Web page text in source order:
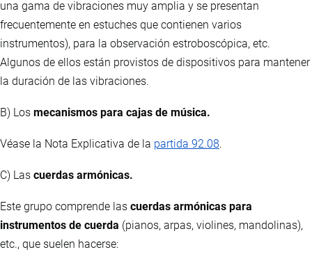
una gama de vibraciones muy amplia y se presentan
frecuentemente en estuches que contienen varios
instrumentos), para la observación estroboscópica, etc.
Algunos de ellos están provistos de dispositivos para mantener
la duración de las vibraciones.
B) Los mecanismos para cajas de música.
Véase la Nota Explicativa de la partida 92.08.
C) Las cuerdas armónicas.
Este grupo comprende las cuerdas armónicas para
instrumentos de cuerda (pianos, arpas, violines, mandolinas),
etc., que suelen hacerse: